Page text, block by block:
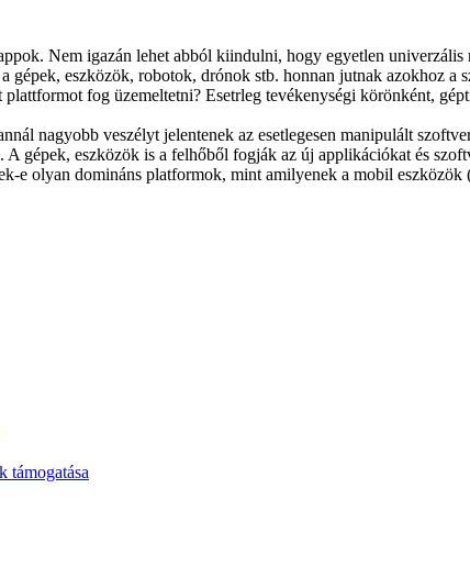
Nem igazán lehet abból kiindulni, hogy egyetlen
gépek, eszközök, robotok, drónok stb. honnan jutnak azokhoz
plattformot fog üzemeltetni? Esetrleg tevékenységi körönként,
nagyobb veszélyt jelentenek az esetlegesen manipulált
gépek, eszközök is a felhőből fogják az új applikációkat és
e olyan domináns platformok, mint amilyenek a mobil
támogatása